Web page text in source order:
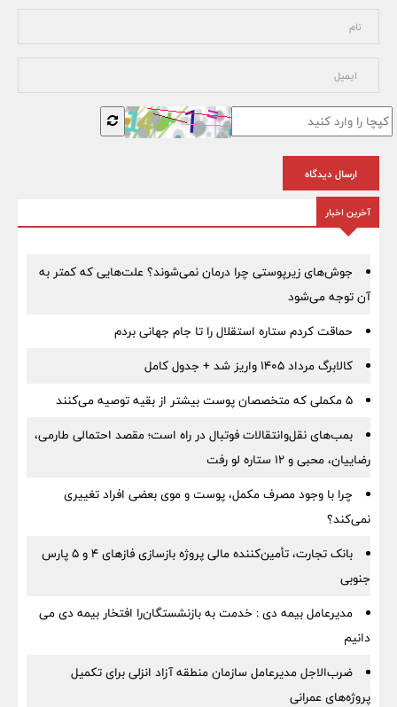
ارسال دیدگاه
آخرین اخبار
جوش‌های زیرپوستی چرا درمان نمی‌شوند؟ علت‌هایی که کمتر به
آن توجه می‌شود
حماقت کردم ستاره استقلال را تا جام جهانی بردم
کالابرگ مرداد ۱۴۰۵ واریز شد + جدول کامل
۵ مکملی که متخصصان پوست بیشتر از بقیه توصیه می‌کنند
بمب‌های نقل‌وانتقالات فوتبال در راه است؛ مقصد احتمالی طارمی،
رضاییان، محبی و ۱۲ ستاره لو رفت
چرا با وجود مصرف مکمل، پوست و موی بعضی افراد تغییری
نمی‌کند؟
بانک تجارت، تأمین‌کننده مالی پروژه بازسازی فازهای ۴ و ۵ پارس
جنوبی
مدیرعامل بیمه دی : خدمت به بازنشستگان‌را افتخار بیمه دی می
دانیم
ضرب‌الاجل مدیرعامل سازمان منطقه آزاد انزلی برای تكمیل
پروژه‌های عمرانی